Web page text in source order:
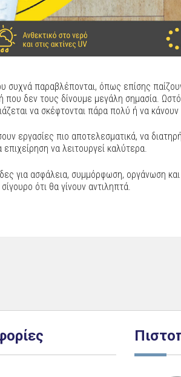
παραβλέπονται, όπως επίσης
που δεν τους δίνουμε μεγάλη σημασία.
να σκέφτονται πάρα πολύ ή να
εργασίες πιο αποτελεσματικά, να
να λειτουργεί καλύτερα.
για ασφάλεια, συμμόρφωση, οργάνωση
ότι θα γίνουν αντιληπτά.